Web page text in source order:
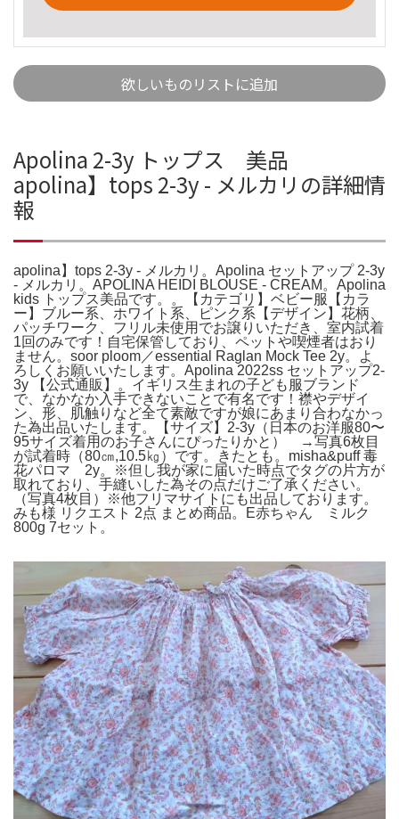
欲しいものリストに追加
Apolina 2-3y トップス 美品
apolina】tops 2-3y - メルカリの詳細情
報
apolina】tops 2-3y - メルカリ。Apolina セットアップ 2-3y
- メルカリ。APOLINA HEIDI BLOUSE - CREAM。Apolina
kids トップス美品です。。【カテゴリ】ベビー服【カラ
ー】ブルー系、ホワイト系、ピンク系【デザイン】花柄、
パッチワーク、フリル未使用でお譲りいただき、室内試着
1回のみです！自宅保管しており、ペットや喫煙者はおり
ません。soor ploom／essential Raglan Mock Tee 2y。よ
ろしくお願いいたします。Apolina 2022ss セットアップ2-
3y 【公式通販】。イギリス生まれの子ども服ブランド
で、なかなか入手できないことで有名です！襟やデザイ
ン、形、肌触りなど全て素敵ですが娘にあまり合わなかっ
た為出品いたします。【サイズ】2-3y（日本のお洋服80〜
95サイズ着用のお子さんにぴったりかと） →写真6枚目
が試着時（80㎝,10.5㎏）です。きたとも。misha&puff 毒
花パロマ 2y。※但し我が家に届いた時点でタグの片方が
取れており、手縫いした為その点だけご了承ください。
（写真4枚目）※他フリマサイトにも出品しております。
みも様 リクエスト 2点 まとめ商品。E赤ちゃん ミルク
800g 7セット。